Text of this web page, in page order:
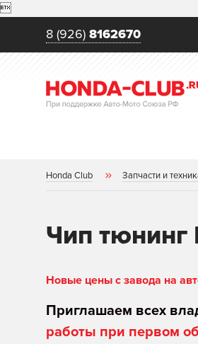

8 (926) 8162670
Honda Club Запчасти и
Чип тюнинг
Новые цены с завода на
Приглашаем всех
работы при первом